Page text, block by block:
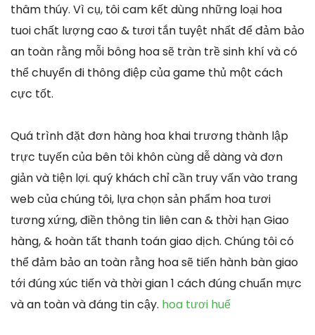
thâm thúy. Vì cụ, tôi cam kết dùng những loại hoa
tuoi chất lượng cao & tươi tắn tuyệt nhất để đảm bảo
an toàn rằng mỗi bông hoa sẽ tràn trề sinh khí và có
thể chuyển đi thông điệp của game thủ một cách
cực tốt.
Quá trình đặt đơn hàng hoa khai trương thành lập
trực tuyến của bên tôi khôn cùng dễ dàng và đơn
giản và tiện lợi. quý khách chỉ cần truy vấn vào trang
web của chúng tôi, lựa chọn sản phẩm hoa tươi
tương xứng, điền thông tin liên can & thời hạn Giao
hàng, & hoàn tất thanh toán giao dịch. Chúng tôi có
thể đảm bảo an toàn rằng hoa sẽ tiến hành bàn giao
tới đúng xúc tiến và thời gian 1 cách đúng chuẩn mực
và an toàn và đáng tin cậy. hoa tươi huế